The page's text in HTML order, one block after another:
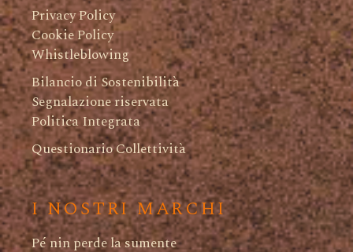
Privacy Policy
Cookie Policy
Whistleblowing
Bilancio di Sostenibilità
Segnalazione riservata
Politica Integrata
Questionario Collettività
I NOSTRI MARCHI
Pé nin perde la sumente